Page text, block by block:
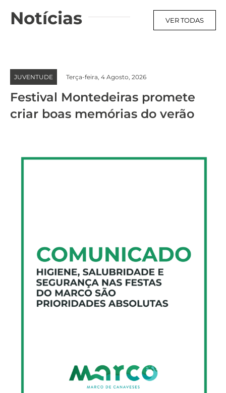
Notícias VER TODAS
JUVENTUDE Terça-feira, 4 Agosto, 2026
Festival Montedeiras promete
criar boas memórias do verão